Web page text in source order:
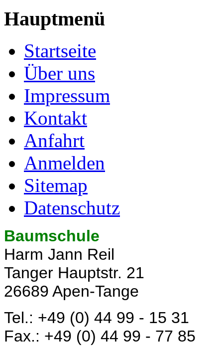
Hauptmenü
Startseite
Über uns
Impressum
Kontakt
Anfahrt
Anmelden
Sitemap
Datenschutz
Baumschule
Harm Jann Reil
Tanger Hauptstr. 21
26689 Apen-Tange
Tel.: +49 (0) 44 99 - 15 31
Fax.: +49 (0) 44 99 - 77 85